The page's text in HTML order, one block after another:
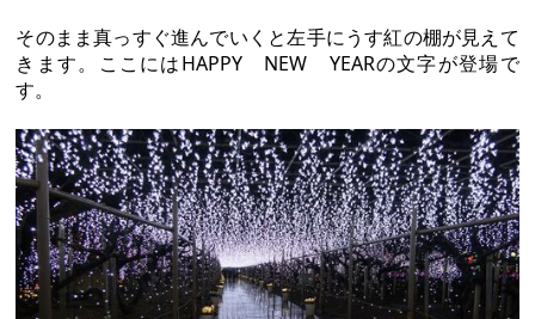
そのまま真っすぐ進んでいくと左手にうす紅の棚が見えて
きます。ここにはHAPPY NEW YEARの文字が登場で
す。